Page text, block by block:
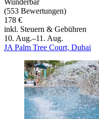
Wunderbar
(553 Bewertungen)
178 €
inkl. Steuern & Gebühren
10. Aug.–11. Aug.
JA Palm Tree Court, Dubai